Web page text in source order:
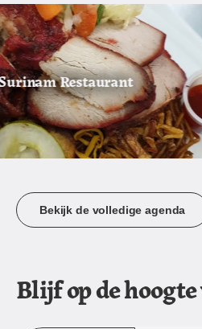
Restaurant
Bekijk de volledige agenda
Blijf op de